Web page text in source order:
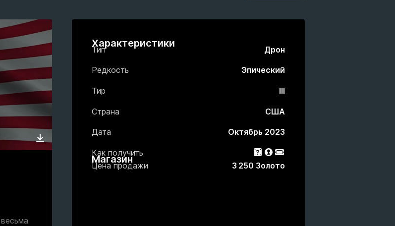
Характеристики
Тип Дрон
Редкость Эпический
Тир III
Страна США
Дата Октябрь 2023
Как получить Гачалутбокс
Пропуск События
Магазин
Цена продажи 3 250 Золото